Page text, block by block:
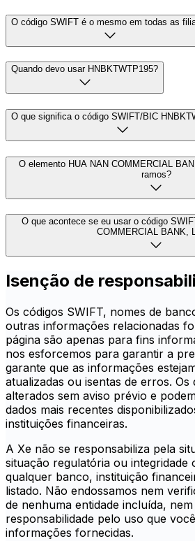
O código SWIFT é o mesmo em todas as
Quando devo usar HNBKTWTP195?
O que significa o código SWIFT/BIC
O elemento HUA NAN COMMERCIAL
ramos?
O que acontece se eu usar o código
COMMERCIAL BANK,
Isenção de
Os códigos SWIFT, nomes de
outras informações relacionadas
página são apenas para fins
nos esforcemos para garantir a
garante que as informações
atualizadas ou isentas de erros. Os
alterados sem aviso prévio e
dados mais recentes
instituições financeiras.
A Xe não se responsabiliza pela
situação regulatória ou integridade
qualquer banco, instituição
listado. Não endossamos nem
de nenhuma entidade incluída,
responsabilidade pelo uso que
informações fornecidas.